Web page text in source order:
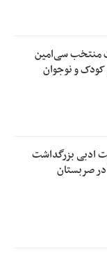
منتخب سی‌امین
کودک و نوجوان
ادبی بزرگداشت
در صربستان